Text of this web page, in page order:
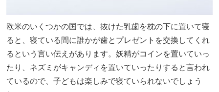
欧米のいくつかの国では、抜けた乳歯を枕の下に置いて寝
ると、寝ている間に誰かが歯とプレゼントを交換してくれ
るという言い伝えがあります。妖精がコインを置いていっ
たり、ネズミがキャンディを置いていったりすると言われ
ているので、子どもは楽しみで寝ていられないでしょう